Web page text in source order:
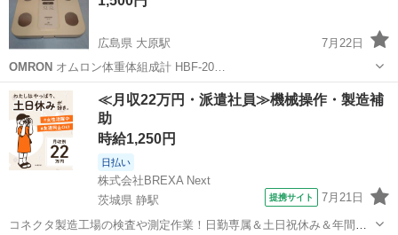
広島県 大原駅
7月22日
OMRON オムロン体重体組成計 HBF-20…
広島 広島市 大原駅 家庭用品 OMRON
≪月収22万円・派遣社員≫機械操作・製造補
助
時給1,250円
日払い
株式会社BREXA Next
茨城県 静駅
提携サイト 7月21日
コネクタ製造工場の検査や測定作業！日勤専属＆土日祝休み＆年間休